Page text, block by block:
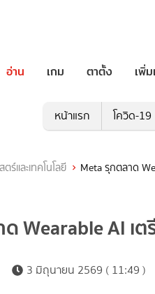
อ่าน เกม ตาตั้ง เพิ่
หน้าแรก โควิด-19
ร์และเทคโนโลยี Meta รุกตลาด
Wearable AI เ
3 มิถุนายน 2569 ( 11:49 )